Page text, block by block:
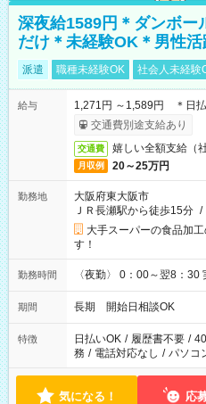
深夜給1589円＊ダンボー
だけ＊未経験OK＊男性活
派遣 職種未経験OK 社会人未経験
給与
1,271円 ～1,589円 ＊日
交通費別途支給あり
交通費 嬉しい全額支給（
月収例 20～25万円
勤務地
大阪府東大阪市
ＪＲ長瀬駅から徒歩15分 /
大手スーパーの食品加
す！
勤務時間 〈夜勤〉 0：00～翌8：
期間 長期 開始日相談OK
特徴 日払いOK / 履歴書不要 /
務 / 電話対応なし / パソコ
気になる！ 応